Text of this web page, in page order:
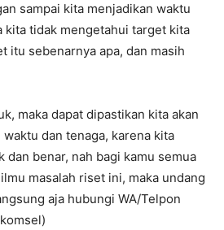
sampai kita menjadikan waktu
kita tidak mengetahui target kita
itu sebenarnya apa, dan masih
maka dapat dipastikan kita akan
dan tenaga, karena kita
dan benar, nah bagi kamu semua
masalah riset ini, maka undang
aja hubungi WA/Telpon